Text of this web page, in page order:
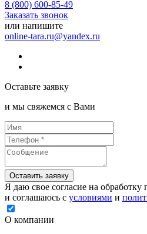
8 (800) 600-85-49
Заказать звонок
или напишите
online-tara.ru@yandex.ru
Оставьте заявку
и мы свяжемся с Вами
Оставить заявку
Я даю свое согласие на
и соглашаюсь с условиями и
О компании